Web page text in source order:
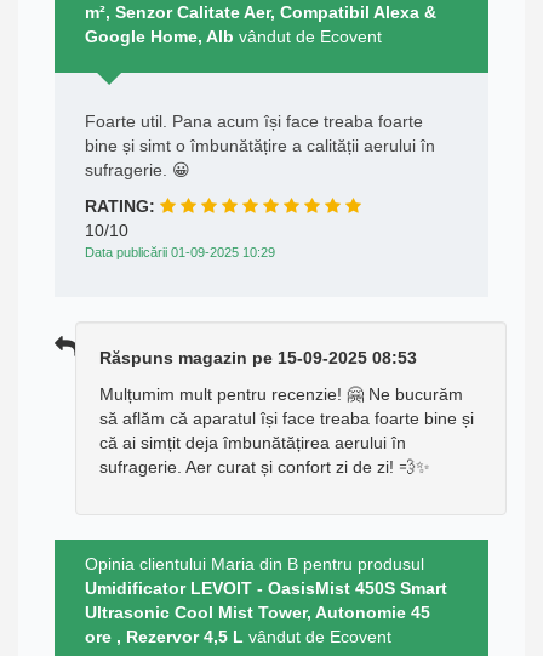
m², Senzor Calitate Aer, Compatibil Alexa &
Google Home, Alb vândut de Ecovent
Foarte util. Pana acum își face treaba foarte
bine și simt o îmbunătățire a calității aerului în
sufragerie. 😀
RATING:
10/10
Data publicării 01-09-2025 10:29
Răspuns magazin pe 15-09-2025 08:53
Mulțumim mult pentru recenzie! 🤗 Ne bucurăm
să aflăm că aparatul își face treaba foarte bine și
că ai simțit deja îmbunătățirea aerului în
sufragerie. Aer curat și confort zi de zi! 💨✨
Opinia clientului Maria din B pentru produsul
Umidificator LEVOIT - OasisMist 450S Smart
Ultrasonic Cool Mist Tower, Autonomie 45
ore , Rezervor 4,5 L vândut de Ecovent